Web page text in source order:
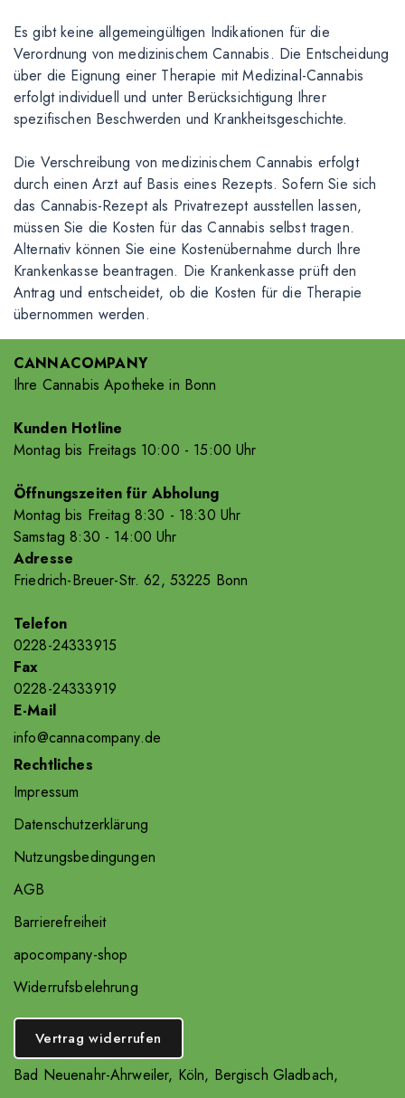
Es gibt keine allgemeingültigen Indikationen für die
Verordnung von medizinischem Cannabis. Die Entscheidung
über die Eignung einer Therapie mit Medizinal-Cannabis
erfolgt individuell und unter Berücksichtigung Ihrer
spezifischen Beschwerden und Krankheitsgeschichte.
Die Verschreibung von medizinischem Cannabis erfolgt
durch einen Arzt auf Basis eines Rezepts. Sofern Sie sich
das Cannabis-Rezept als Privatrezept ausstellen lassen,
müssen Sie die Kosten für das Cannabis selbst tragen.
Alternativ können Sie eine Kostenübernahme durch Ihre
Krankenkasse beantragen. Die Krankenkasse prüft den
Antrag und entscheidet, ob die Kosten für die Therapie
übernommen werden.
CANNACOMPANY
Ihre Cannabis Apotheke in Bonn
Kunden Hotline
Montag bis Freitags 10:00 - 15:00 Uhr
Öffnungszeiten für Abholung
Montag bis Freitag 8:30 - 18:30 Uhr
Samstag 8:30 - 14:00 Uhr
Adresse
Friedrich-Breuer-Str. 62, 53225 Bonn
Telefon
0228-24333915
Fax
0228-24333919
E-Mail
info@cannacompany.de
Rechtliches
Impressum
Datenschutzerklärung
Nutzungsbedingungen
AGB
Barrierefreiheit
apocompany-shop
Widerrufsbelehrung
Vertrag widerrufen
Bad Neuenahr-Ahrweiler, Köln, Bergisch Gladbach,